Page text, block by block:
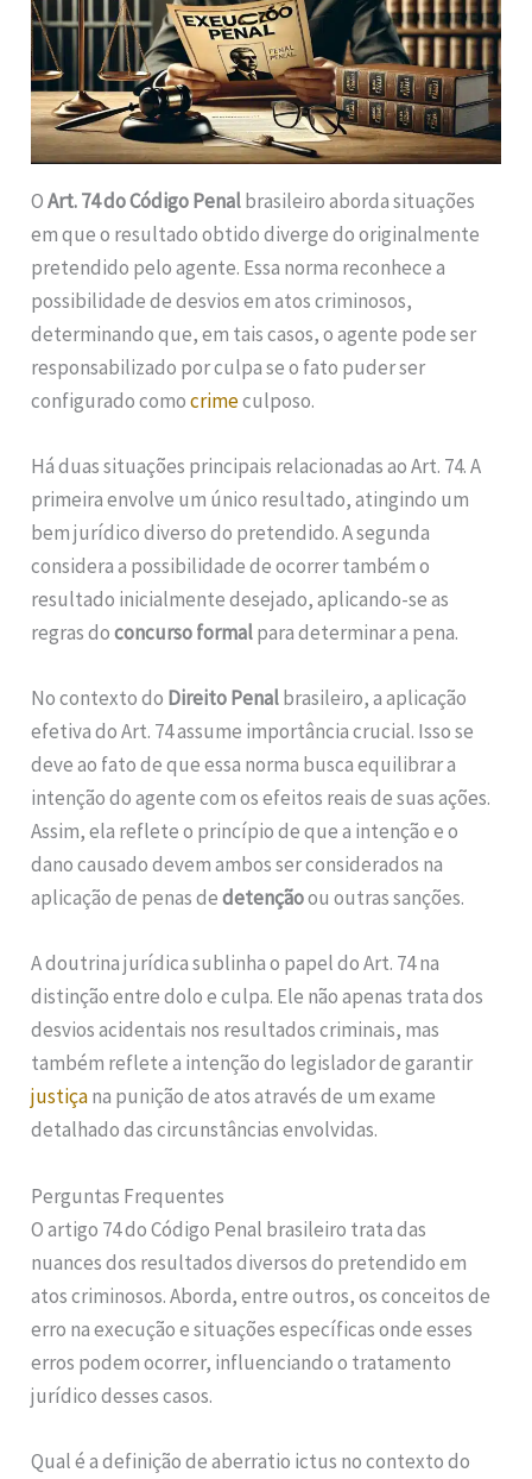
OArt. 74 do Código Penalbrasileiro aborda situações
em que o resultado obtido diverge do originalmente
pretendido pelo agente. Essa norma reconhece a
possibilidade de desvios em atos criminosos,
determinando que, em tais casos, o agente pode ser
responsabilizado por culpa se o fato puder ser
configurado comocrimeculposo.
Há duas situações principais relacionadas ao Art. 74. A
primeira envolve um único resultado, atingindo um
bem jurídico diverso do pretendido. A segunda
considera a possibilidade de ocorrer também o
resultado inicialmente desejado, aplicando-se as
regras doconcurso formalpara determinar a pena.
No contexto do Direito Penalbrasileiro, a aplicação
efetiva do Art. 74 assume importância crucial. Isso se
deve ao fato de que essa norma busca equilibrar a
intenção do agente com os efeitos reais de suas ações.
Assim, ela reflete o princípio de que a intenção e o
dano causado devem ambos ser considerados na
aplicação de penas dedetençãoou outras sanções.
A doutrina jurídica sublinha o papel do Art. 74 na
distinção entre dolo e culpa. Ele não apenas trata dos
desvios acidentais nos resultados criminais, mas
também reflete a intenção do legislador de garantir
justiçana punição de atos através de um exame
detalhado das circunstâncias envolvidas.
Perguntas Frequentes
O artigo 74 do Código Penal brasileiro trata das
nuances dos resultados diversos do pretendido em
atos criminosos. Aborda, entre outros, os conceitos de
erro na execução e situações específicas onde esses
erros podem ocorrer, influenciando o tratamento
jurídico desses casos.
Qual é a definição de aberratio ictus no contexto do